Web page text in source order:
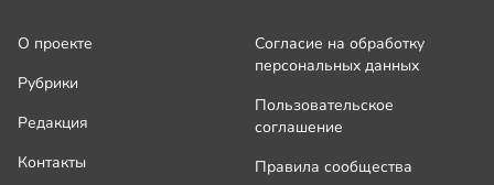
О проекте
Рубрики
Редакция
Контакты
Согласие на обработку
персональных данных
Пользовательское
соглашение
Правила сообщества